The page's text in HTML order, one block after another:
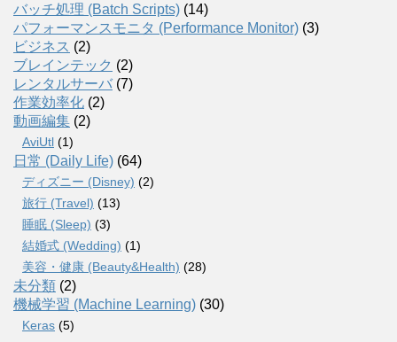
バッチ処理 (Batch Scripts) (14)
パフォーマンスモニタ (Performance Monitor) (3)
ビジネス (2)
ブレインテック (2)
レンタルサーバ (7)
作業効率化 (2)
動画編集 (2)
AviUtl (1)
日常 (Daily Life) (64)
ディズニー (Disney) (2)
旅行 (Travel) (13)
睡眠 (Sleep) (3)
結婚式 (Wedding) (1)
美容・健康 (Beauty&Health) (28)
未分類 (2)
機械学習 (Machine Learning) (30)
Keras (5)